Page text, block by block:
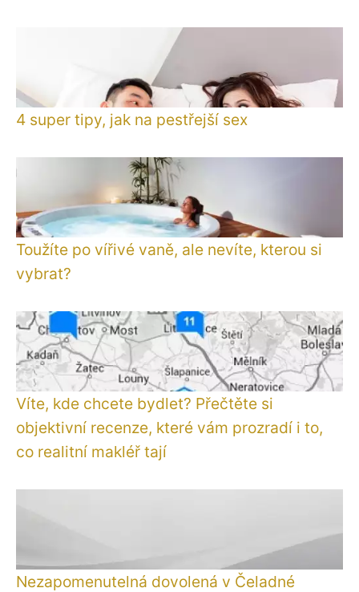
4 super tipy, jak na pestřejší sex
Toužíte po vířivé vaně, ale nevíte, kterou si
vybrat?
Víte, kde chcete bydlet? Přečtěte si
objektivní recenze, které vám prozradí i to,
co realitní makléř tají
Nezapomenutelná dovolená v Čeladné